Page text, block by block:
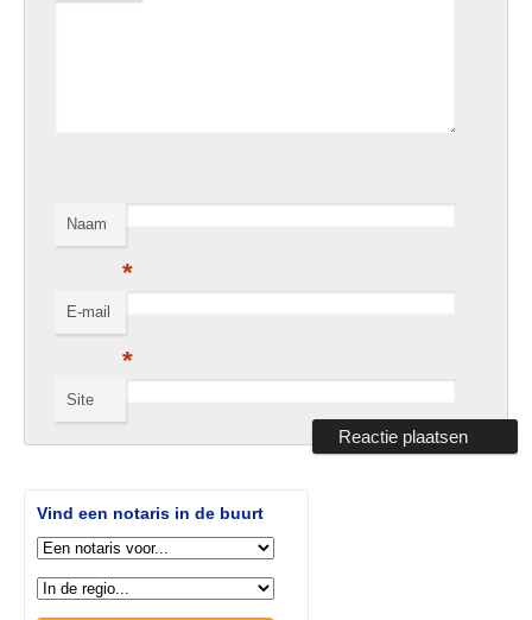
Naam
*
E-mail
*
Site
Vind een notaris in de buurt